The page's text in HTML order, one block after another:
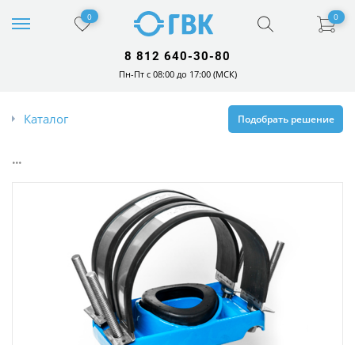
0 0
8 812 640-30-80
Пн-Пт с 08:00 до 17:00 (МСК)
Каталог Подобрать решение
...